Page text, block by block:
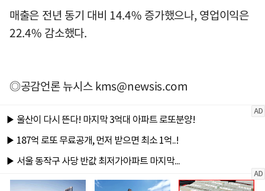
매출은 전년 동기 대비 14.4% 증가했으나, 영업이익은
22.4% 감소했다.
◎공감언론 뉴시스kms@newsis.com